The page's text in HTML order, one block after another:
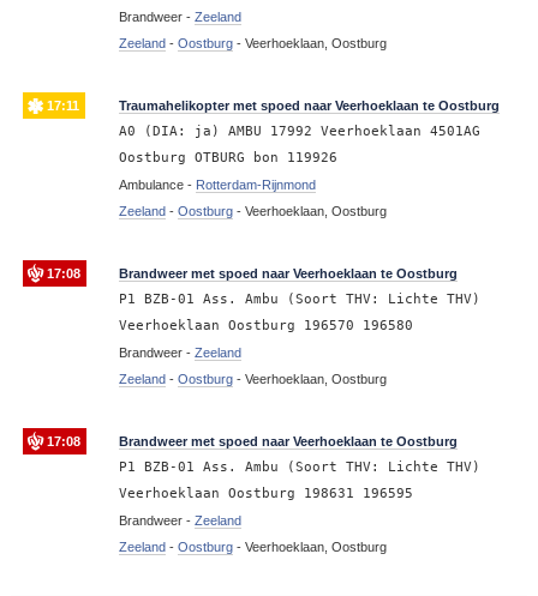
Brandweer - Zeeland
Zeeland- Oostburg- Veerhoeklaan, Oostburg
17:11 Traumahelikopter met spoed naar Veerhoeklaan te Oostburg
A0 (DIA: ja) AMBU 17992 Veerhoeklaan 4501AG
Oostburg OTBURG bon 119926
Ambulance - Rotterdam-Rijnmond
Zeeland- Oostburg- Veerhoeklaan, Oostburg
17:08 Brandweer met spoed naar Veerhoeklaan te Oostburg
P1 BZB-01 Ass. Ambu (Soort THV: Lichte THV)
Veerhoeklaan Oostburg 196570 196580
Brandweer - Zeeland
Zeeland- Oostburg- Veerhoeklaan, Oostburg
17:08 Brandweer met spoed naar Veerhoeklaan te Oostburg
P1 BZB-01 Ass. Ambu (Soort THV: Lichte THV)
Veerhoeklaan Oostburg 198631 196595
Brandweer - Zeeland
Zeeland- Oostburg- Veerhoeklaan, Oostburg